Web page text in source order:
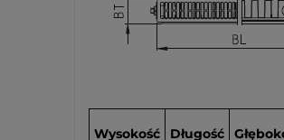
Wysokość Długość